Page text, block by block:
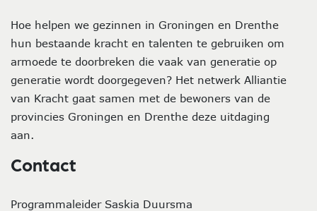
Hoe helpen we gezinnen in Groningen en Drenthe
hun bestaande kracht en talenten te gebruiken om
armoede te doorbreken die vaak van generatie op
generatie wordt doorgegeven? Het netwerk Alliantie
van Kracht gaat samen met de bewoners van de
provincies Groningen en Drenthe deze uitdaging
aan.
Contact
Programmaleider Saskia Duursma